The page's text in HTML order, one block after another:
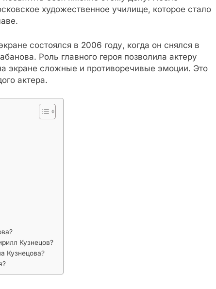
художественное училище, которое стало
состоялся в 2006 году, когда он снялся в
Роль главного героя позволила актеру
экране сложные и противоречивые эмоции. Это
актера.
Кузнецов?
Кузнецова?